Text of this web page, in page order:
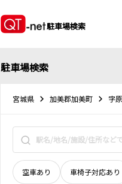
駐車場検索
駐車場検索
宮城県 加美郡加美町 字
空車あり 車椅子対応あり